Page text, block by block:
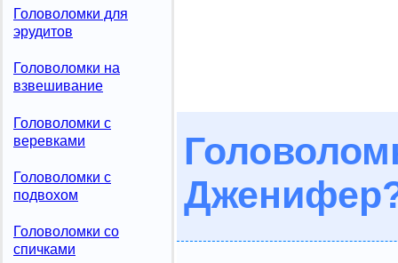
Головоломки для
эрудитов
Головоломки на
взвешивание
Головоломки с
веревками
Головоломки с
подвохом
Головоломки со
спичками